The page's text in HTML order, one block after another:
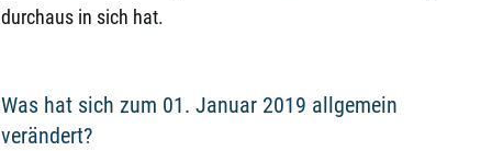
durchaus in sich hat.
Was hat sich zum 01. Januar 2019 allgemein
verändert?